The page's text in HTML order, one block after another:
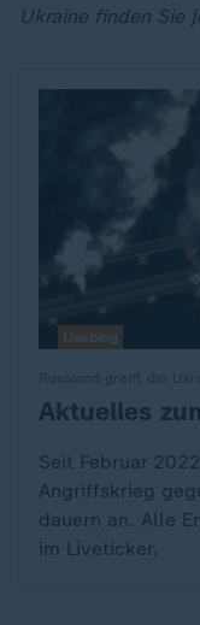
Ukraine finden Sie
:
Aktuelles
Seit Februar
Angriffskrieg
dauern an. Alle
im Liveticker.
Liveblog